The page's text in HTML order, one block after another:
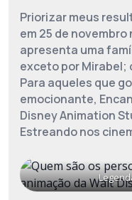
Priorizar meus
em 25 de
apresenta uma
exceto por Mirabel;
Para aqueles que
emocionante,
Disney Animation
Estreando nos